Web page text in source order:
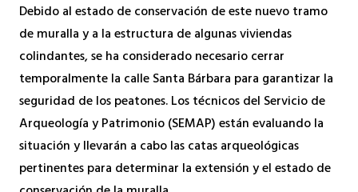
Debido al estado de conservación de este nuevo tramo
de muralla y a la estructura de algunas viviendas
colindantes, se ha considerado necesario cerrar
temporalmente la calle Santa Bárbara para garantizar la
seguridad de los peatones. Los técnicos del Servicio de
Arqueología y Patrimonio (SEMAP) están evaluando la
situación y llevarán a cabo las catas arqueológicas
pertinentes para determinar la extensión y el estado de